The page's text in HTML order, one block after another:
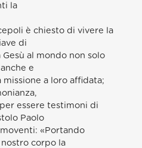
la
è chiesto di vivere la
di
al mondo non solo
e
a loro affidata;
essere testimoni di
Paolo
«Portando
corpo la